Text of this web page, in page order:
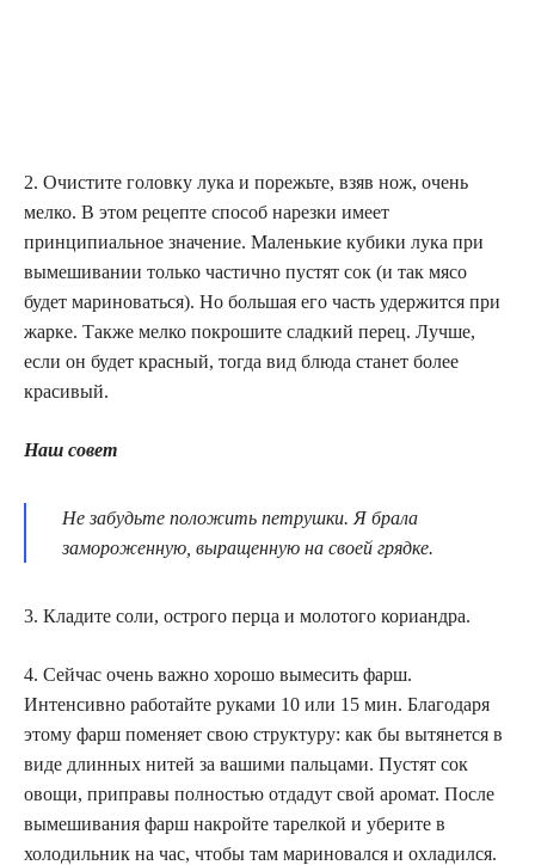
2. Очистите головку лука и порежьте, взяв нож, очень
мелко. В этом рецепте способ нарезки имеет
принципиальное значение. Маленькие кубики лука при
вымешивании только частично пустят сок (и так мясо
будет мариноваться). Но большая его часть удержится при
жарке. Также мелко покрошите сладкий перец. Лучше,
если он будет красный, тогда вид блюда станет более
красивый.
Наш совет
Не забудьте положить петрушки. Я брала
замороженную, выращенную на своей грядке.
3. Кладите соли, острого перца и молотого кориандра.
4. Сейчас очень важно хорошо вымесить фарш.
Интенсивно работайте руками 10 или 15 мин. Благодаря
этому фарш поменяет свою структуру: как бы вытянется в
виде длинных нитей за вашими пальцами. Пустят сок
овощи, приправы полностью отдадут свой аромат. После
вымешивания фарш накройте тарелкой и уберите в
холодильник на час, чтобы там мариновался и охладился.